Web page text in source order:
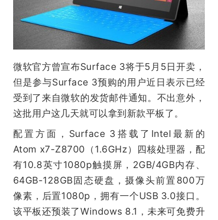
活
动
心
GAIR
专
微软官方曾宣布Surface 3将于5月5日开卖，
但是参与Surface 3预购的用户近日表示已经
受到了来自微软的发货邮件通知。不出意外，
这批用户这几天就可以拿到新款平板了。
配置方面，Surface 3搭载了Intel最新的
Atom x7-Z8700（1.6GHz）四核处理器，配
有10.8英寸1080p触摸屏，2GB/4GB内存、
64GB-128GB固态硬盘，摄像头前置800万
像素，后置1080p，拥有一个USB 3.0接口。
该平板还预装了Windows 8.1，未来可免费升